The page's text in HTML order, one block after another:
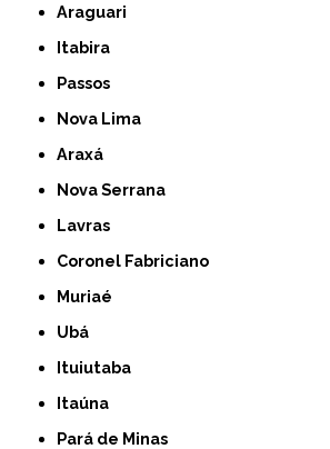
Araguari
Itabira
Passos
Nova Lima
Araxá
Nova Serrana
Lavras
Coronel Fabriciano
Muriaé
Ubá
Ituiutaba
Itaúna
Pará de Minas